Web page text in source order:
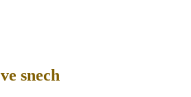
snech